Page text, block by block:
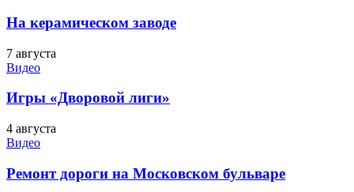
На керамическом заводе
7 августа
Видео
Игры «Дворовой лиги»
4 августа
Видео
Ремонт дороги на Московском бульваре